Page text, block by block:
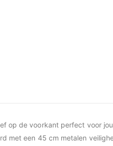
op de voorkant perfect voor
met een 45 cm metalen